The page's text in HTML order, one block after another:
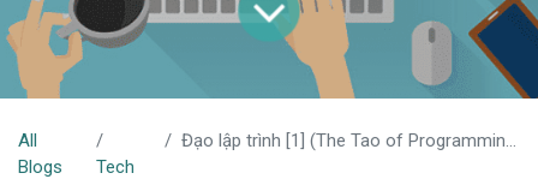
All
Blogs
Tech
Đạo lập trình [1] (The Tao of Programming)